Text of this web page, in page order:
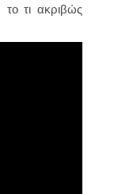
το τι ακριβώς